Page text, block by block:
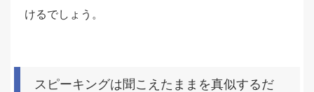
けるでしょう。
スピーキングは聞こえたままを真似するだ